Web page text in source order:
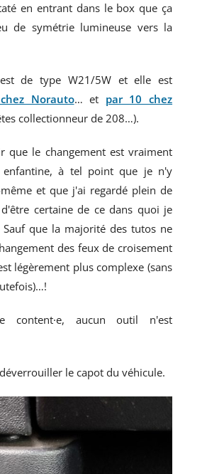
en entrant dans le box que ça
de symétrie lumineuse vers la
de type W21/5W et elle est
Norauto… et par 10 chez
collectionneur de 208…).
que le changement est vraiment
enfantine, à tel point que je n'y
et que j'ai regardé plein de
certaine de ce dans quoi je
que la majorité des tutos ne
des feux de croisement
légèrement plus complexe (sans
content·e, aucun outil n'est
le capot du véhicule.